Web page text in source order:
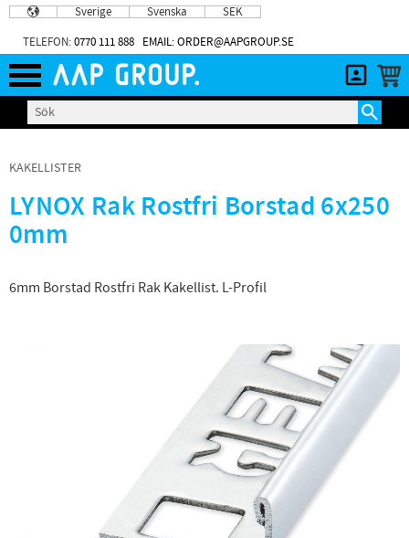
Meny
Sverige Svenska SEK
TELEFON:0770 111 888 EMAIL: ORDER@AAPGROUP.SE
KAKELLISTER
LYNOX Rak Rostfri Borstad 6x250
0mm
6mm Borstad Rostfri Rak Kakellist. L-Profil